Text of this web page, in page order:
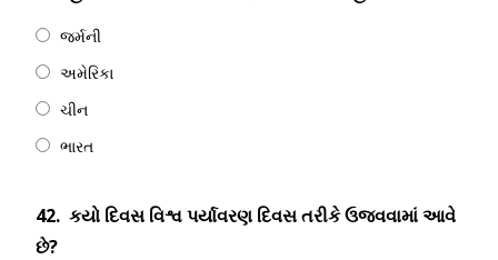
જર્મની
અમેરિકા
ચીન
ભારત
42. કયો દિવસ વિશ્વ પર્યાવરણ દિવસ તરીકે ઉજવવામાં આવે
છે?